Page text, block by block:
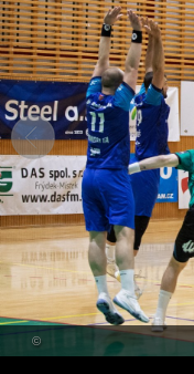
TWITTER
GOOGLE PLUS
PŘEHLED
©